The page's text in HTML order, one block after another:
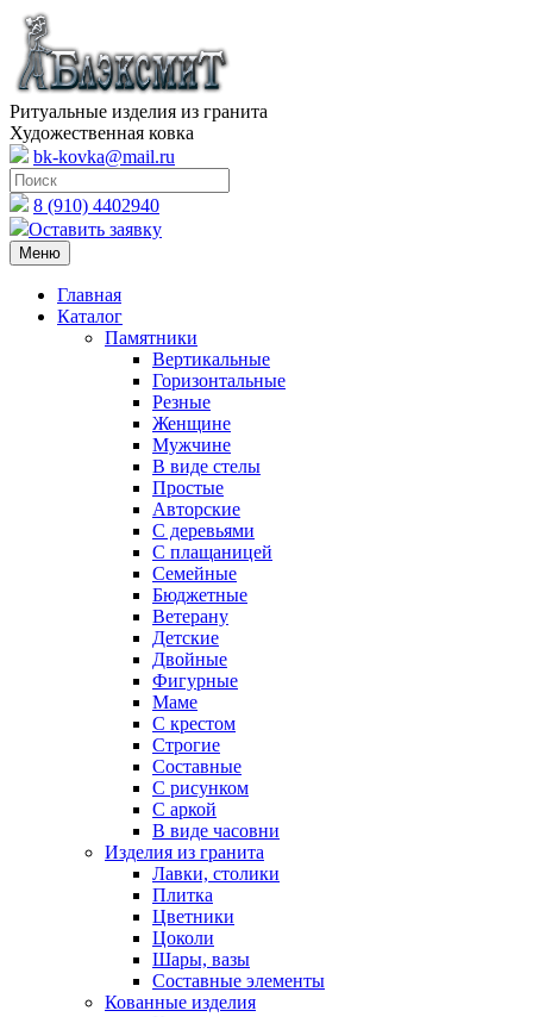
Ритуальные изделия из гранита
Художественная ковка
bk-kovka@mail.ru
8 (910) 4402940
Оставить заявку
Меню
Главная
Каталог
Памятники
Вертикальные
Горизонтальные
Резные
Женщине
Мужчине
В виде стелы
Простые
Авторские
С деревьями
С плащаницей
Семейные
Бюджетные
Ветерану
Детские
Двойные
Фигурные
Маме
С крестом
Строгие
Составные
С рисунком
С аркой
В виде часовни
Изделия из гранита
Лавки, столики
Плитка
Цветники
Цоколи
Шары, вазы
Составные элементы
Кованные изделия